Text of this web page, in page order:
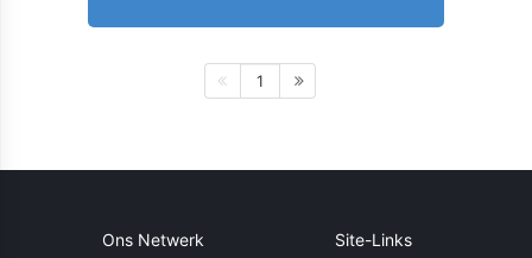
1
Ons Netwerk Site-Links